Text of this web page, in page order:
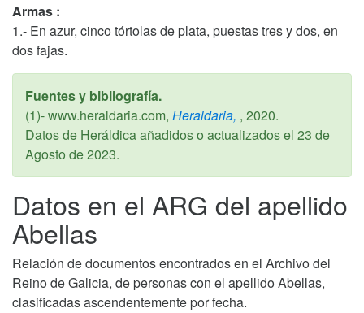
Armas :
1.- En azur, cinco tórtolas de plata, puestas tres y dos, en
dos fajas.
Fuentes y bibliografía.
(1)- www.heraldaria.com, Heraldaria, , 2020.
Datos de Heráldica añadidos o actualizados el 23 de
Agosto de 2023.
Datos en el ARG del apellido
Abellas
Relación de documentos encontrados en el Archivo del
Reino de Galicia, de personas con el apellido Abellas,
clasificadas ascendentemente por fecha.